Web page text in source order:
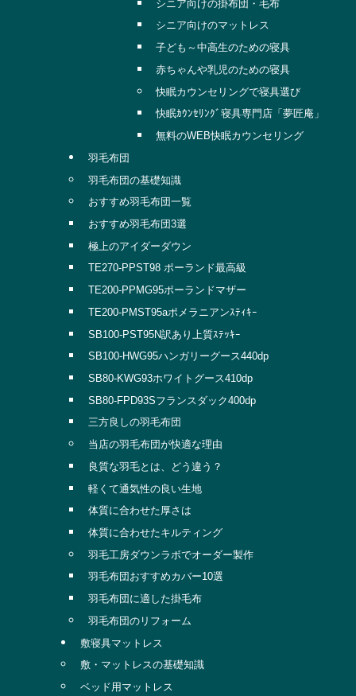
シニア向けの掛布団・毛布
シニア向けのマットレス
子ども～中高生のための寝具
赤ちゃんや乳児のための寝具
快眠カウンセリングで寝具選び
快眠ｶｳﾝｾﾘﾝｸﾞ寝具専門店「夢匠庵」
無料のWEB快眠カウンセリング
羽毛布団
羽毛布団の基礎知識
おすすめ羽毛布団一覧
おすすめ羽毛布団3選
極上のアイダーダウン
TE270-PPST98 ポーランド最高級
TE200-PPMG95ポーランドマザー
TE200-PMST95aポメラニアンｽﾃｨｷｰ
SB100-PST95N訳あり上質ｽﾃｯｷｰ
SB100-HWG95ハンガリーグース440dp
SB80-KWG93ホワイトグース410dp
SB80-FPD93Sフランスダック400dp
三方良しの羽毛布団
当店の羽毛布団が快適な理由
良質な羽毛とは、どう違う？
軽くて通気性の良い生地
体質に合わせた厚さは
体質に合わせたキルティング
羽毛工房ダウンラボでオーダー製作
羽毛布団おすすめカバー10選
羽毛布団に適した掛毛布
羽毛布団のリフォーム
敷寝具マットレス
敷・マットレスの基礎知識
ベッド用マットレス